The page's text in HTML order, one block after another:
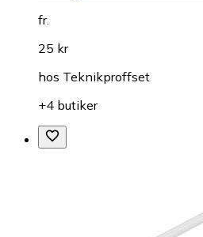
fr.
25 kr
hos Teknikproffset
+4 butiker